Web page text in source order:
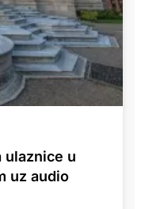
ulaznice u
uz audio